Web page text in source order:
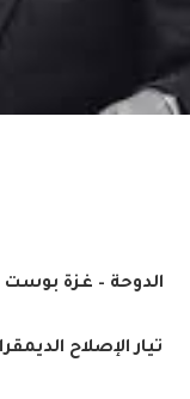
الدوحة – غزة بوست
تيار الإصلاح